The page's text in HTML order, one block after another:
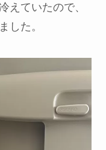
えていたので、
した。